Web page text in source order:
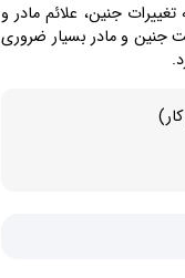
جنین، علائم مادر و
جنین و مادر بسیار ضروری